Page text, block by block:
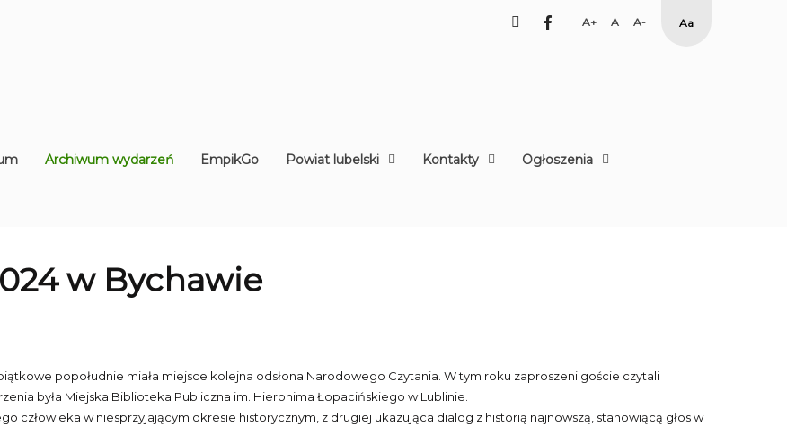
facebook
Set Set
Smaller
High
Archiwum wydarzeń EmpikGo Powiat lubelski Kontakty Ogłoszenia
w Bychawie
popołudnie miała miejsce kolejna odsłona Narodowego Czytania. W tym roku zaproszeni goście czytali
była Miejska Biblioteka Publiczna im. Hieronima Łopacińskiego w Lublinie.
człowieka w niesprzyjającym okresie historycznym, z drugiej ukazująca dialog z historią najnowszą, stanowiącą głos w